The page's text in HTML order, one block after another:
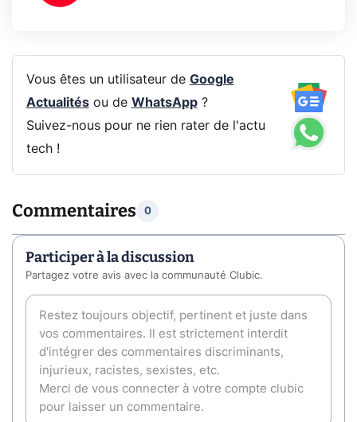
Vous êtes un utilisateur de Google
Actualitésou de WhatsApp?
Suivez-nous pour ne rien rater de l'actu
tech !
Commentaires 0
Participer à la discussion
Partagez votre avis avec la communauté Clubic.